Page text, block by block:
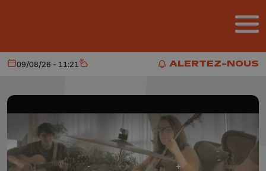
ALERTEZ-NOUS
ALERTEZ-NOUS
Aujourd'hui
09/08/26 - 11:21 Météo